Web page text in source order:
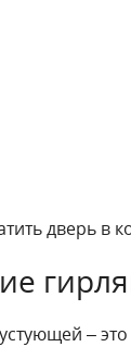
дверь в
–